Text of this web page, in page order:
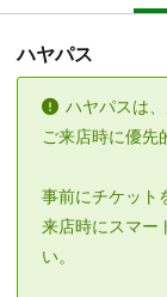
ハヤパス
ハヤパスは
ご来店時に優先
事前にチケット
来店時にスマー
い。